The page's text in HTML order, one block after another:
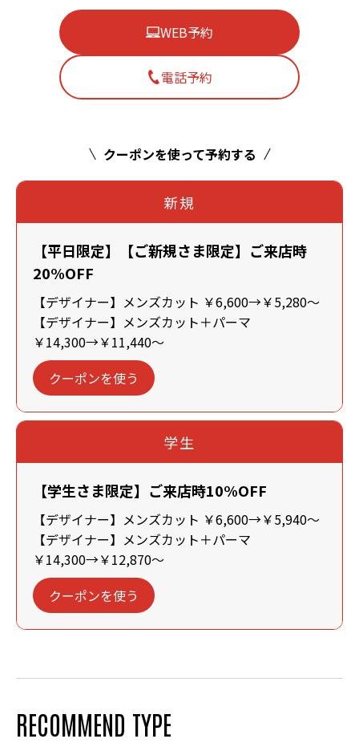
WEB予約
電話予約
クーポンを使って予約する
新規
【平日限定】【ご新規さま限定】ご来店時
20%OFF
【デザイナー】メンズカット ￥6,600→￥5,280～
【デザイナー】メンズカット＋パーマ
￥14,300→￥11,440～
クーポンを使う
学生
【学生さま限定】ご来店時10%OFF
【デザイナー】メンズカット ￥6,600→￥5,940～
【デザイナー】メンズカット＋パーマ
￥14,300→￥12,870～
クーポンを使う
RECOMMEND TYPE